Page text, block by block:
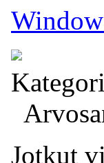
Jotkut